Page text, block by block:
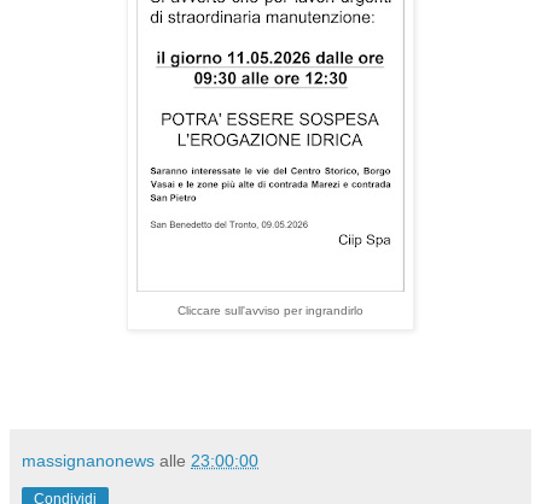
Cliccare sull'avviso per ingrandirlo
massignanonews alle 23:00:00
Condividi